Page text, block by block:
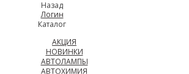
Назад
Логин
Каталог
АКЦИЯ
НОВИНКИ
АВТОЛАМПЫ
АВТОХИМИЯ